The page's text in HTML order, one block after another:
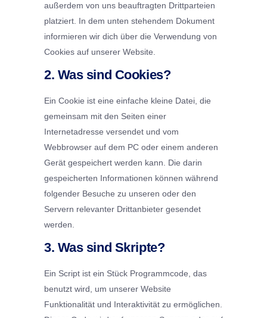
außerdem von uns beauftragten Drittparteien
platziert. In dem unten stehendem Dokument
informieren wir dich über die Verwendung von
Cookies auf unserer Website.
2. Was sind Cookies?
Ein Cookie ist eine einfache kleine Datei, die
gemeinsam mit den Seiten einer
Internetadresse versendet und vom
Webbrowser auf dem PC oder einem anderen
Gerät gespeichert werden kann. Die darin
gespeicherten Informationen können während
folgender Besuche zu unseren oder den
Servern relevanter Drittanbieter gesendet
werden.
3. Was sind Skripte?
Ein Script ist ein Stück Programmcode, das
benutzt wird, um unserer Website
Funktionalität und Interaktivität zu ermöglichen.